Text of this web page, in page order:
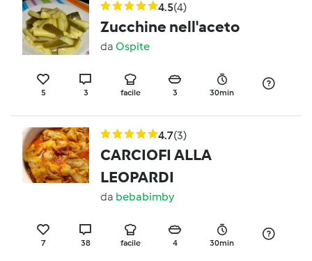
4.5(4)
Zucchine nell'aceto
da Ospite
5 3 facile 3 30min
4.7(3)
CARCIOFI ALLA
LEOPARDI
da bebabimby
7 38 facile 4 30min